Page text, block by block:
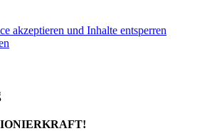
akzeptieren und Inhalte entsperren